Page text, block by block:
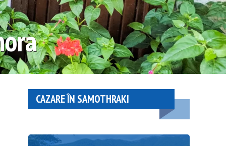
CAZARE ÎN SAMOTHRAKI